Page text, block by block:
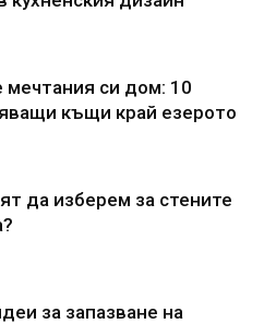
мечтания си дом: 10
къщи край езерото
да изберем за стените
за запазване на